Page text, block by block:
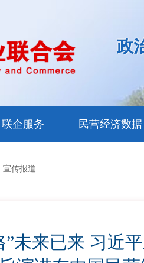
政
联企服务 民营经济数据
宣传报道
未来已来 习近